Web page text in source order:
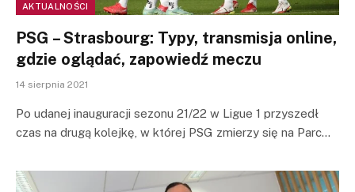
AKTUALNOŚCI
PSG – Strasbourg: Typy, transmisja online,
gdzie oglądać, zapowiedź meczu
14 sierpnia 2021
Po udanej inauguracji sezonu 21/22 w Ligue 1 przyszedł
czas na drugą kolejkę, w której PSG zmierzy się na Parc…